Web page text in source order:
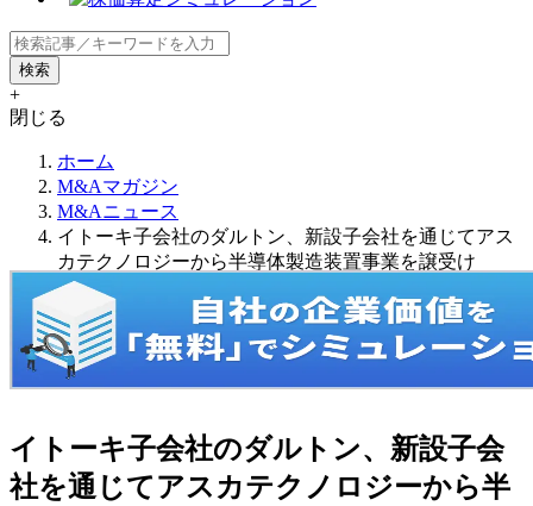
+
閉じる
ホーム
M&Aマガジン
M&Aニュース
イトーキ子会社のダルトン、新設子会社を通じてアス
カテクノロジーから半導体製造装置事業を譲受け
イトーキ子会社のダルトン、新設子会
社を通じてアスカテクノロジーから半